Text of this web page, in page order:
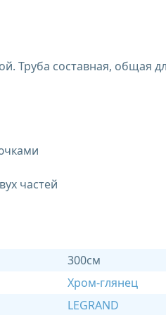
Труба составная, общая
частей
300см
Хром-глянец
LEGRAND